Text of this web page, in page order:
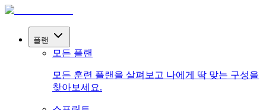
플랜
모든 플랜
모든 훈련 플랜을 살펴보고 나에게 딱 맞는 구성을
찾아보세요.